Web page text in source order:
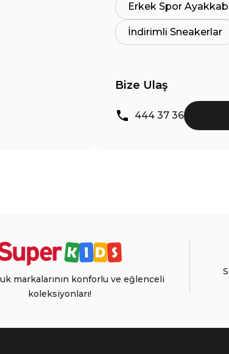
Erkek Spor
İndirimli Sneakerlar
Bize Ulaş
444 37 36
markalarının konforlu ve eğlenceli
koleksiyonları!